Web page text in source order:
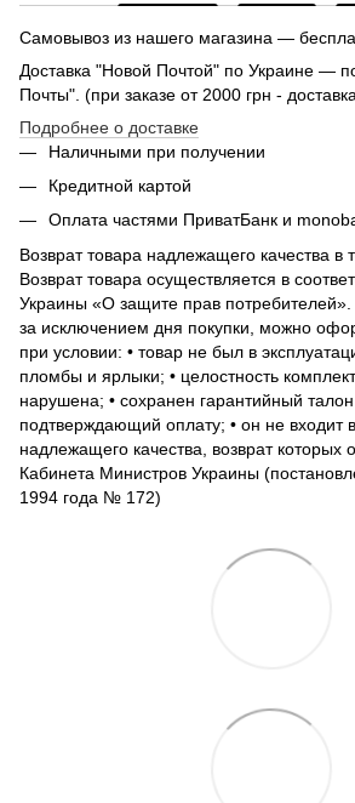
Самовывоз из нашего магазина —
Доставка "Новой Почтой" по Украине —
Почты". (при заказе от 2000 грн -
Подробнее о доставке
Наличными при получении
Кредитной картой
Оплата частями ПриватБанк и
Возврат товара надлежащего качества в
Возврат товара осуществляется в
Украины «О защите прав потребителей».
за исключением дня покупки, можно
при условии: • товар не был в
пломбы и ярлыки; • целостность
нарушена; • сохранен гарантийный
подтверждающий оплату; • он не входит
надлежащего качества, возврат которых
Кабинета Министров Украины
1994 года № 172)